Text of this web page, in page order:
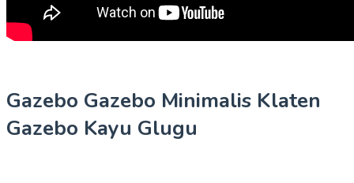
Gazebo Gazebo Minimalis Klaten
Gazebo Kayu Glugu